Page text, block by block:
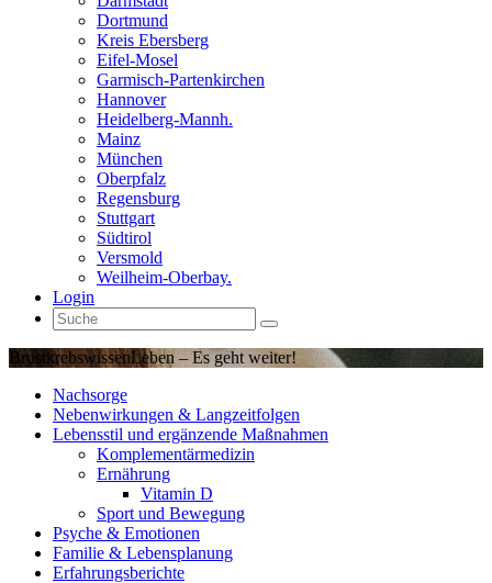
Dortmund
Kreis Ebersberg
Eifel-Mosel
Garmisch-Partenkirchen
Hannover
Heidelberg-Mannh.
Mainz
München
Oberpfalz
Regensburg
Stuttgart
Südtirol
Versmold
Weilheim-Oberbay.
Login
BrustkrebswissenLeben – Es geht weiter!
Nachsorge
Nebenwirkungen & Langzeitfolgen
Lebensstil und ergänzende Maßnahmen
Komplementärmedizin
Ernährung
Vitamin D
Sport und Bewegung
Psyche & Emotionen
Familie & Lebensplanung
Erfahrungsberichte